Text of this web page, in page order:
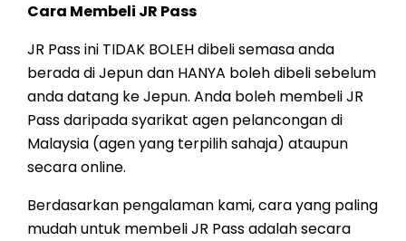
Cara Membeli JR Pass
JR Pass ini TIDAK BOLEH dibeli semasa anda
berada di Jepun dan HANYA boleh dibeli sebelum
anda datang ke Jepun. Anda boleh membeli JR
Pass daripada syarikat agen pelancongan di
Malaysia (agen yang terpilih sahaja) ataupun
secara online.
Berdasarkan pengalaman kami, cara yang paling
mudah untuk membeli JR Pass adalah secara